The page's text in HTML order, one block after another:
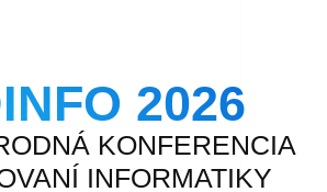
2026
KONFERENCIA
INFORMATIKY